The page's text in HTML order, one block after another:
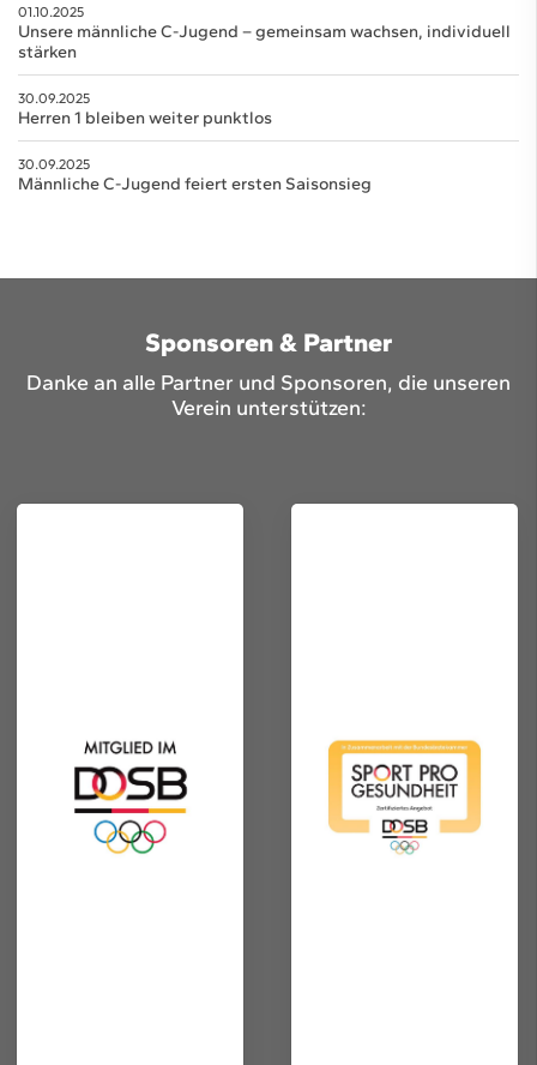
01.10.2025
Unsere männliche C-Jugend – gemeinsam wachsen, individuell
stärken
30.09.2025
Herren 1 bleiben weiter punktlos
30.09.2025
Männliche C-Jugend feiert ersten Saisonsieg
Sponsoren & Partner
Danke an alle Partner und Sponsoren, die unseren
Verein unterstützen: